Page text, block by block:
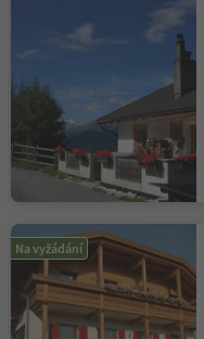
Na vyžádání